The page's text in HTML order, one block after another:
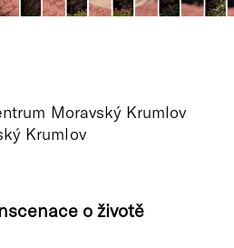
Moravský Krumlov
Krumlov
o životě